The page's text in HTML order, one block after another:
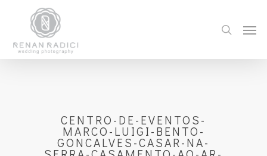
CENTRO-DE-EVENTOS-
MARCO-LUIGI-BENTO-
GONCALVES-CASAR-NA-